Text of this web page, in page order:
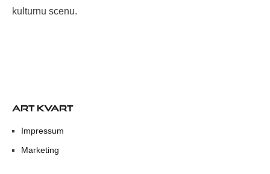
kulturnu scenu.
ART KVART
Impressum
Marketing